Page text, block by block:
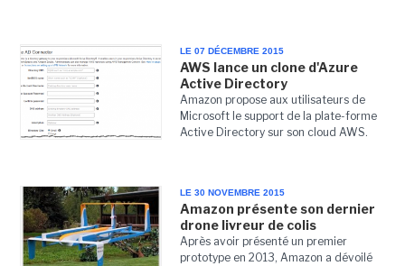
LE 07 DÉCEMBRE 2015
AWS lance un clone d'Azure
Active Directory
Amazon propose aux utilisateurs de
Microsoft le support de la plate-forme
Active Directory sur son cloud AWS.
LE 30 NOVEMBRE 2015
Amazon présente son dernier
drone livreur de colis
Après avoir présenté un premier
prototype en 2013, Amazon a dévoilé